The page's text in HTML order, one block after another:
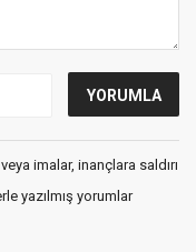
imalar, inançlara saldırı
yazılmış yorumlar